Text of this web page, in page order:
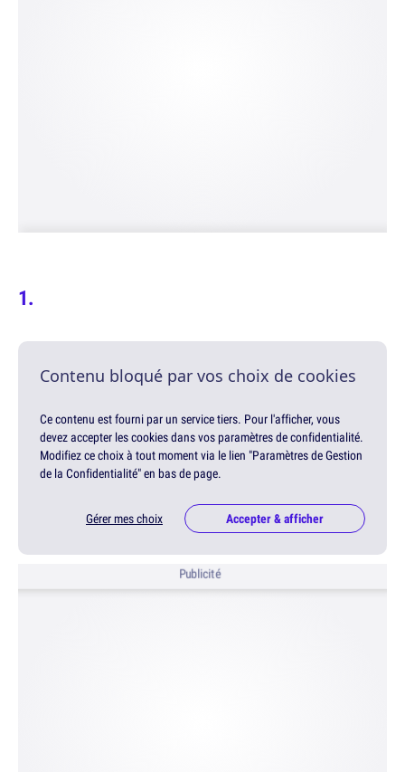
Contenu bloqué par vos choix de cookies
Ce contenu est fourni par un service tiers. Pour l'afficher, vous
devez accepter les cookies dans vos paramètres de confidentialité.
Modifiez ce choix à tout moment via le lien "Paramètres de Gestion
de la Confidentialité" en bas de page.
Gérer mes choix Accepter & afficher
Publicité